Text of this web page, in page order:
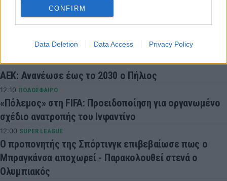
CONFIRM
Data Deletion Data Access Privacy Policy
«Μπαμ» από το πουθενά: Στον Ερυθρό Αστέρα ο Νικ
Βάιλερ-Μπαμπ
Στην ΑΕΛ ο Άγγελος Τσιγγάρας
12:16SUPER LEAGUE
ΑΕΚ: Ανανέωσε έως το 2030 ο Πήλιος
12:10 ΠΟΔΟΣΦΑΙΡΟ
«Πόλεμος» στη FIFA: Προειδοποίηση για οργανωμένο
σχέδιο ανατροπής του Ινφαντίνο
12:00 SUPER LEAGUE
Ο προπονητής της Σπόρτινγκ επιβεβαίωσε πως ο
Μπραγκάνσα αποχωρεί - Παρακολουθεί στενά ο
Ολυμπιακός